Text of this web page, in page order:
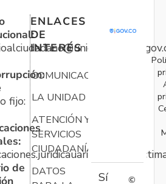
fijo:
de
ENLACES
DE
INTERÉS
COMUNICACIONES
LA UNIDAD
ATENCIÓN Y
SERVICIOS
CIUDADANÍA
DATOS
Sí
©